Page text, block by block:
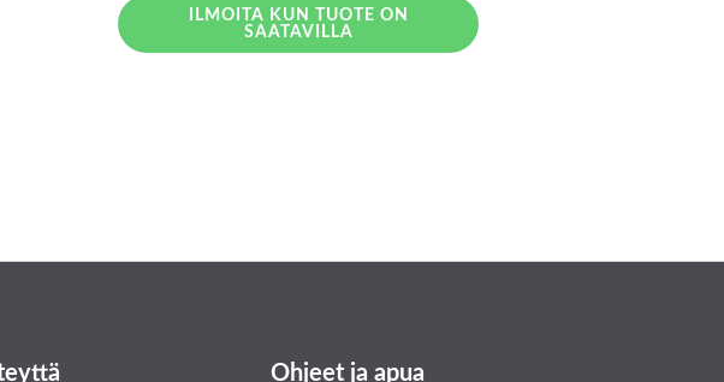
ILMOITA KUN TUOTE ON
SAATAVILLA
Ohjeet ja apua